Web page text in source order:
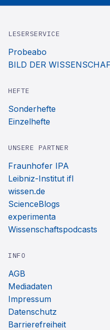
LESERSERVICE
Probeabo
BILD DER
HEFTE
Sonderhefte
Einzelhefte
UNSERE PARTNER
Fraunhofer IPA
Leibniz-Institut ifl
wissen.de
ScienceBlogs
experimenta
Wissenschaftspodcasts
INFO
AGB
Mediadaten
Impressum
Datenschutz
Barrierefreiheit